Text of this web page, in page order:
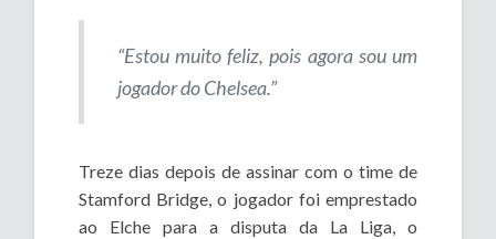
“Estou muito feliz, pois agora sou um
jogador do Chelsea.”
Treze dias depois de assinar com o time de
Stamford Bridge, o jogador foi emprestado
ao Elche para a disputa da La Liga, o